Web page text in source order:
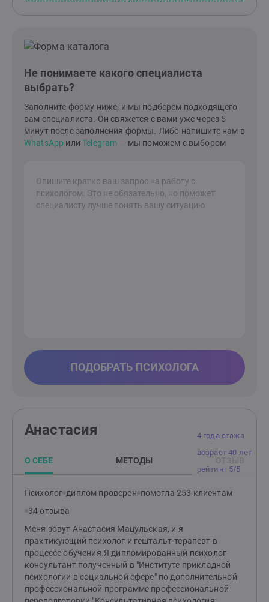
находим способы управления эмоциями и
реакциями.Сегодня я опираюсь как на накопленные
опыт, чтобы помочь людям справиться со
сложностями в себе, в отношениях с партнером или
в семейной жизни и в вашем внутреннем
мире.Давайте сделаем это вместе!Я здесь, чтобы
поддержать вас на вашем пути к лучшей жизни.
Не понимаете какого специалиста
выбрать?
Заполните форму ниже, и мы подберем подходящего
вам специалиста. Он свяжется с вами уже через 5
минут после заполнения формы. Либо напишите нам в
WhatsApp илиTelegram — мы поможем с выбором
ПОДОБРАТЬ ПСИХОЛОГА
4 года стажа
возраст 40 лет
рейтинг 5/5
Анастасия
О СЕБЕ МЕТОДЫ
Психолог диплом проверен помогла 253 клиентам
34 отзыва
Меня зовут Анастасия Мацульская, и я
практикующий психолог и гештальт-терапевт в
процессе обучения.Я дипломированный психолог
консультант полученный в "Институте прикладной
психологии в социальной сфере" по дополнительной
профессиональной программе профессиональной